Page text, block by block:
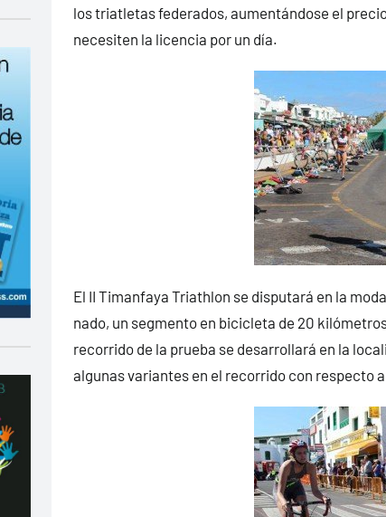
los triatletas federados, aumentándose el
necesiten la licencia por un día.
El II Timanfaya Triathlon se disputará en la
nado, un segmento en bicicleta de 20
recorrido de la prueba se desarrollará en la
algunas variantes en el recorrido con respecto